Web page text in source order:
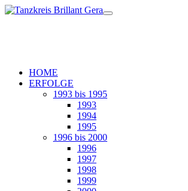
HOME
ERFOLGE
1993 bis 1995
1993
1994
1995
1996 bis 2000
1996
1997
1998
1999